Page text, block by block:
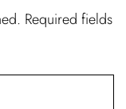
Required fields